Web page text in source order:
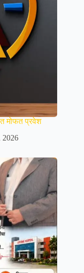
मोफत प्रवेश
2026